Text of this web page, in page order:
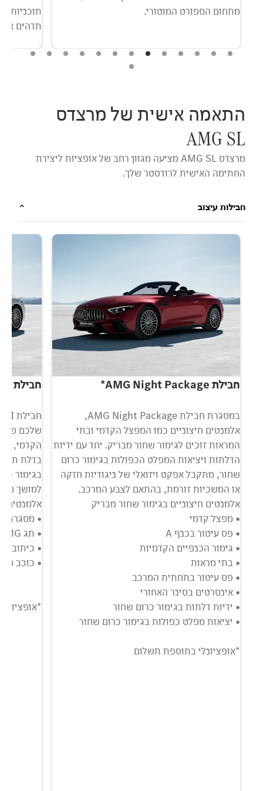
תוכניות אלו על רמת הריכוז בנסיעות ארוכות
בשיכוך
התאמה אישית של מרצדס
AMG SL
מרצדס AMG SL מציעה מגוון רחב של אופציות ליצירת
החתימה האישית לרודסטר שלך.
חבילות עיצוב
חבילת AMG Night Package*
במסגרת חבילת AMG Night Package,
אלמנטים חיצוניים כמו המפצל הקדמי ובתי
המראות זוכים לגימור שחור מבריק. יחד עם ידיות
הדלתות ויציאות המפלט הכפולות בגימור כרום
שחור, מתקבל אפקט ויזואלי של ניגודיות חזקה
או המשכיות זורמת, בהתאם לצבע המרכב.
אלמנטים חיצוניים בגימור שחור מבריק
• מפצל קדמי
• פס עיטור בכנף A
• גימור הכנפיים הקדמיות
• בתי מראות
• פס עיטור בתחתית המרכב
• אינסרטים בסינר האחורי
• ידיות דלתות בגימור כרום שחור
• יציאות מפלט כפולות בגימור כרום שחור
*אופציונלי בתוספת תשלום
חבילת AMG Night Package II*
שלכם
בדלת תא
בגימור
למושך
אלמנטים
• מסגרת
• תג AMG בסינר הקדמי
•
• כוכב